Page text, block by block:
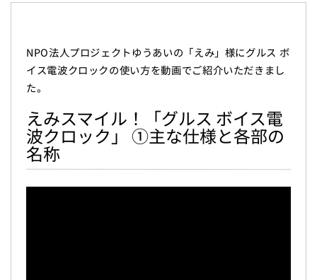
NPO法人プロジェクトゆうあいの「えみ」様にグルス ボ
イス電波クロックの使い方を動画でご紹介いただきまし
た。
えみスマイル！「グルス ボイス電
波クロック」 ①主な仕様と各部の
名称